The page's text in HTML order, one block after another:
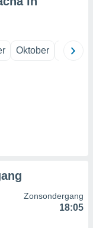
Oktober
Zonsondergang
18:05